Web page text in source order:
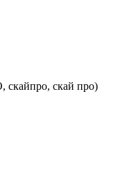
скайпро, скай про)